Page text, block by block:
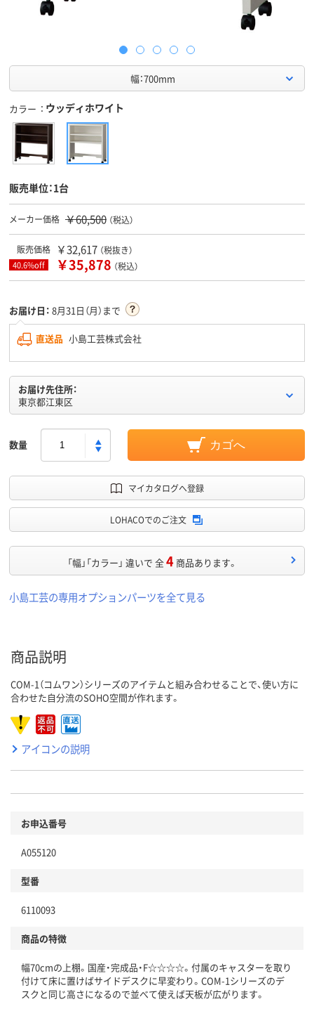
幅：700mm
カラー ウッディホワイト
販売単位：1台
メーカー価格 ￥60,500 （税込）
販売価格 ￥32,617 （税抜き）
40.6%off ￥35,878 （税込）
お届け日： 8月31日（月）まで
直送品 小島工芸株式会社
お届け先住所：
東京都江東区
数量 カゴへ
マイカタログへ登録
LOHACOでのご注文
「幅」「カラー」 違いで 全4 商品あります。
小島工芸の専用オプションパーツを全て見る
商品説明
COM-1（コムワン）シリーズのアイテムと組み合わせることで、使い方に
合わせた自分流のSOHO空間が作れます。
アイコンの説明
お申込番号
A055120
型番
6110093
商品の特徴
幅70cmの上棚。国産・完成品・F☆☆☆☆。付属のキャスターを取り
付けて床に置けばサイドデスクに早変わり。COM-1シリーズのデ
スクと同じ高さになるので並べて使えば天板が広がります。